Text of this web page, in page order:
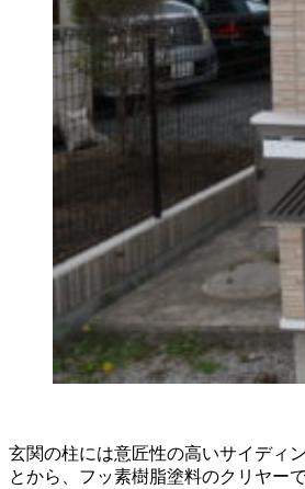
玄関の柱には意匠性の高いサイディ
とから、フッ素樹脂塗料のクリヤー